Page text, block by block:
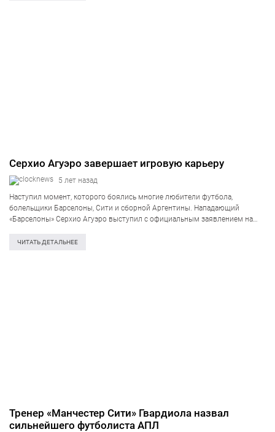
Серхио Агуэро завершает игровую карьеру
5 лет назад
Наступил момент, которого боялись многие любители футбола,
болельщики Барселоны, Сити и сборной Аргентины. Нападающий
«Барселоны» Серхио Агуэро выступил с официальным заявлением на
профессиональной карьеры футболиста из-за проблем с сердцем. В
ЧИТАТЬ ДЕТАЛЬНЕЕ
Тренер «Манчестер Сити» Гвардиола назвал
сильнейшего футболиста АПЛ